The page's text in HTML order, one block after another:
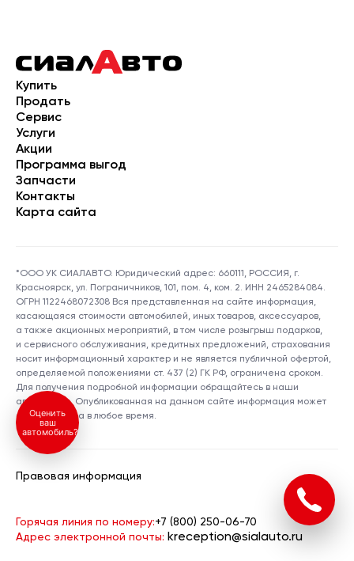
Купить
Продать
Сервис
Услуги
Акции
Программа выгод
Запчасти
Контакты
Карта сайта
*ООО УК СИАЛАВТО. Юридический адрес: 660111, РОССИЯ, г.
Красноярск, ул. Пограничников, 101, пом. 4, ком. 2. ИНН 2465284084.
ОГРН 1122468072308 Вся представленная на сайте информация,
касающаяся стоимости автомобилей, иных товаров, аксессуаров,
а также акционных мероприятий, в том числе розыгрыш подарков,
и сервисного обслуживания, кредитных предложений, страхования
носит информационный характер и не является публичной офертой,
определяемой положениями ст. 437 (2) ГК РФ, ограничена сроком.
Для получения подробной информации обращайтесь в наши
автосалоны. Опубликованная на данном сайте информация может
быть изменена в любое время.
Правовая информация
Горячая линия по номеру:+7 (800) 250-06-70
Адрес электронной почты: kreception@sialauto.ru
Оценить
ваш
автомобиль?